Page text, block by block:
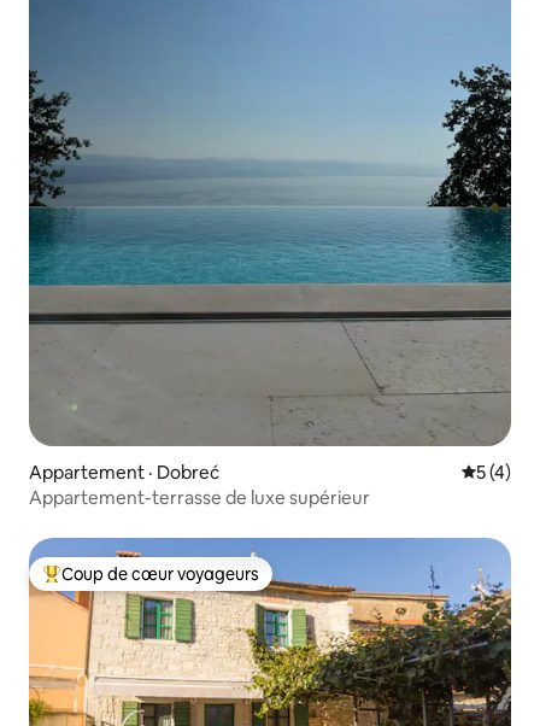
Appartement · Dobreć Note
5 (4)
Appartement-terrasse de luxe supérieur
Coup de cœur voyageurs parmi les plus aimés
Coup de cœur voyageurs